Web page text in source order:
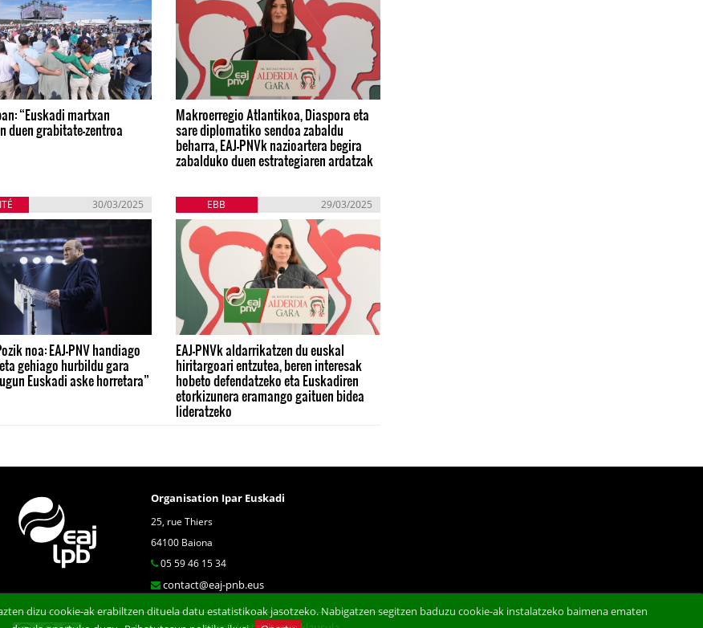
“Euskadi martxan
duen grabitate-zentroa
Makroerregio Atlantikoa, Diaspora eta
sare diplomatiko sendoa zabaldu
beharra, EAJ-PNVk nazioartera begira
zabalduko duen estrategiaren ardatzak
30/03/2025
noa: EAJ-PNV handiago
gehiago hurbildu gara
Euskadi aske horretara”
EBB 29/03/2025
EAJ-PNVk aldarrikatzen du euskal
hiritargoari entzutea, beren interesak
hobeto defendatzeko eta Euskadiren
etorkizunera eramango gaituen bidea
lideratzeko
Organisation Ipar Euskadi
25, rue Thiers
64100 Baiona
05 59 46 15 34
contact@eaj-pnb.eus
dizu cookie-ak erabiltzen dituela datu estatistikoak jasotzeko. Nabigatzen segitzen baduzu cookie-ak instalatzeko baimena ematen